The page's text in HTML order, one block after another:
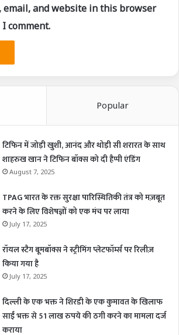
email, and website in this browser
comment.
Popular
टिफिन में जोड़ी खुशी, आनंद और थोड़ी सी शरारत के साथ
शाहरुख खान ने टिफिन बॉक्स को दी हैप्पी एंडिंग
August 7, 2025
TPAG भारत के रक्त सुरक्षा पारिस्थितिकी तंत्र को मज़बूत
करने के लिए विशेषज्ञों को एक मंच पर लाया
July 17, 2025
रॉयल स्टैग बूमबॉक्स ने स्ट्रीमिंग प्लेटफॉर्म्स पर रिलीज़
किया गया है
July 17, 2025
दिल्ली के एक भक्त ने शिरडी के एक कुमावत के खिलाफ
साईं भक्त से 51 लाख रुपये की ठगी करने का मामला दर्ज
कराया